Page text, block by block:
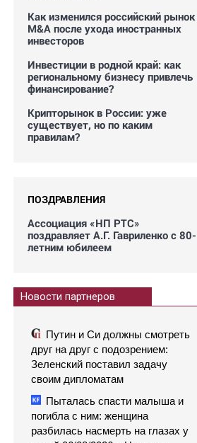
Как изменился российский рынок
M&A после ухода иностранных
инвесторов
Инвестиции в родной край: как
региональному бизнесу привлечь
финансирование?
Крипторынок в России: уже
существует, но по каким
правилам?
ПОЗДРАВЛЕНИЯ
Ассоциация «НП РТС»
поздравляет А.Г. Гавриленко с 80-
летним юбилеем
Новости партнеров
Путин и Си должны смотреть
друг на друг с подозрением:
Зеленский поставил задачу
своим дипломатам
Пыталась спасти малыша и
погибла с ним: женщина
разбилась насмерть на глазах у